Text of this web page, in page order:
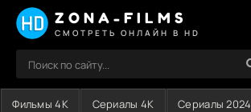
ZONA-FILMS
СМОТРЕТЬ ОНЛАЙН В HD
Фильмы 4K Сериалы 4K Сериалы 2024